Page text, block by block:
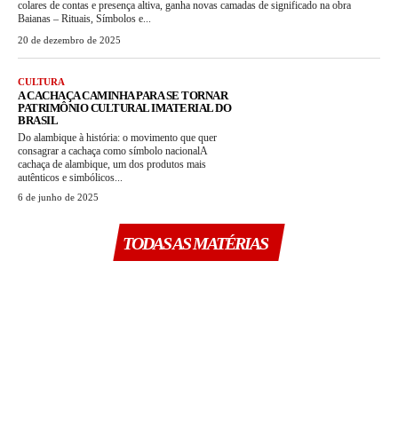
colares de contas e presença altiva, ganha novas camadas de significado na obra
Baianas – Rituais, Símbolos e...
20 de dezembro de 2025
CULTURA
A CACHAÇA CAMINHA PARA SE TORNAR
PATRIMÔNIO CULTURAL IMATERIAL DO
BRASIL
Do alambique à história: o movimento que quer
consagrar a cachaça como símbolo nacionalA
cachaça de alambique, um dos produtos mais
autênticos e simbólicos...
6 de junho de 2025
TODAS AS MATÉRIAS